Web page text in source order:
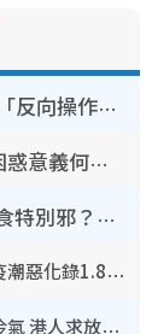
WhatsApp預設貼圖點刪？揭1招「反向操作」還原簡潔介面 附3步實測教學
香港山邊鐵閘邊門大開？內地客困惑意義何在！網民神回覆：呢種叫法理性防禦
鬼門開2026｜農曆七月撞正日全食特別邪？專家警告切忌做一事！揭4大禁忌+2招保平安
奪命寄生蟲｜食生菜狂瀉首現死者！疫潮惡化錄1.8萬宗病例 揭洗菜3大謬誤